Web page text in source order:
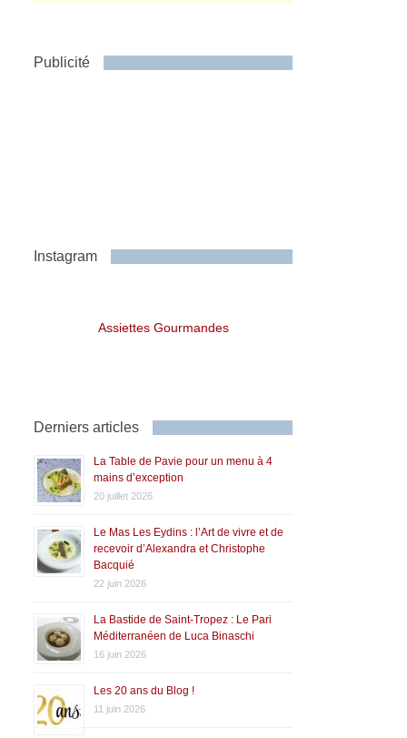
Publicité
Instagram
Assiettes Gourmandes
Derniers articles
La Table de Pavie pour un menu à 4
mains d’exception
20 juillet 2026
Le Mas Les Eydins : l’Art de vivre et de
recevoir d’Alexandra et Christophe
Bacquié
22 juin 2026
La Bastide de Saint-Tropez : Le Pari
Méditerranéen de Luca Binaschi
16 juin 2026
Les 20 ans du Blog !
11 juin 2026